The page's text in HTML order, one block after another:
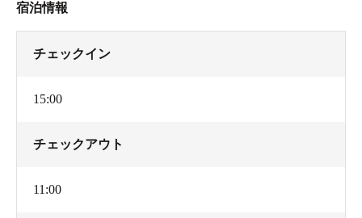
宿泊情報
チェックイン
15:00
チェックアウト
11:00